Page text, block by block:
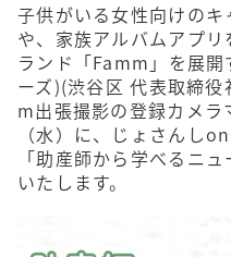
子供がいる女性向けの
や、家族アルバムアプ
ランド「Famm」を展
ーズ)(渋⾕区 代表取締
m出張撮影の登録カメ
（水）に、じょさんし
「助産師から学べるニ
いたします。